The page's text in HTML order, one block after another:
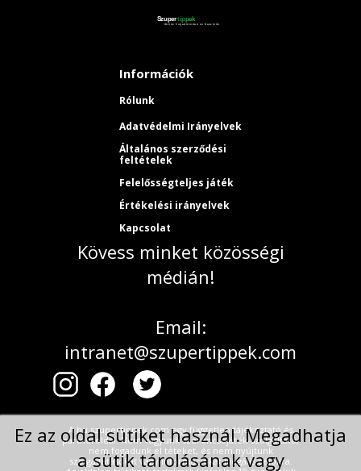
Információk
Rólunk
Adatvédelmi Irányelvek
Általános szerződési
feltételek
Felelősségteljes játék
Értékelési irányelvek
Kapcsolat
A hu.szupertippek.com egy független tájékoztató és
partneroldal. Nem vagyunk szerencsejáték-szolgáltató,
nem fogadunk el téteket, és nem nyújtunk
szolgáltatásokat vagy információkat illegális célokra.
Kövess minket közösségi
médián!
Email:
intranet@szupertippek.com
Ez az oldal sütiket használ. Megadhatja
a sütik tárolásának vagy